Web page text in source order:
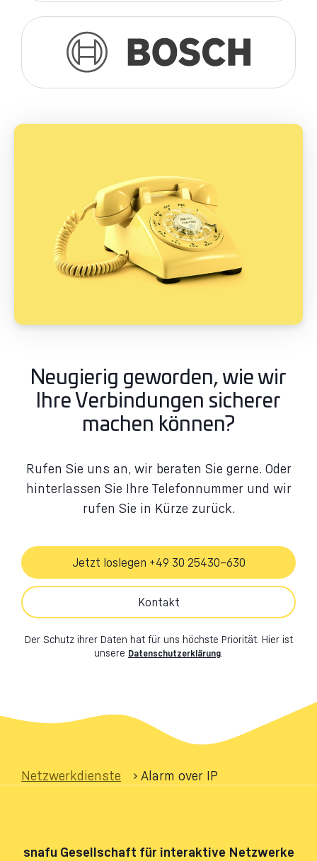
Neugierig geworden, wie wir
Ihre Verbindungen sicherer
machen können?
Rufen Sie uns an, wir beraten Sie gerne. Oder
hinterlassen Sie Ihre Telefonnummer und wir
rufen Sie in Kürze zurück.
Jetzt loslegen +49 30 25430–630
Kontakt
Der Schutz ihrer Daten hat für uns höchste Priorität. Hier ist
unsere Datenschutzerklärung
Netzwerkdienste › Alarm over IP
snafu Gesellschaft für interaktive Netzwerke